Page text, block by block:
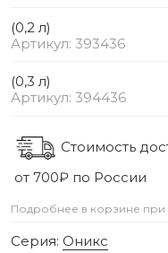
(0,2 л)
Артикул: 393436
(0,3 л)
Артикул: 394436
Стоимость
от 700₽ по России
Подробнее в корзине при
Серия: Оникс